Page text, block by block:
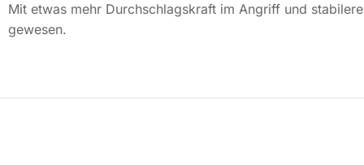
Mit etwas mehr Durchschlagskraft im Angriff und
gewesen.